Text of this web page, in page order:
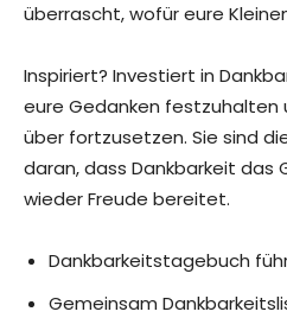
überrascht, wofür eure
Inspiriert? Investiert in
eure Gedanken festzuhalten
über fortzusetzen. Sie sind
daran, dass Dankbarkeit das
wieder Freude bereitet.
Dankbarkeitstagebuch
Gemeinsam